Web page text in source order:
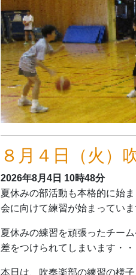
８月４日（火）
2026年8月4日 10時48分
夏休みの部活動も本格的に始
会に向けて練習が始まっていま
夏休みの練習を頑張ったチー
差をつけられてしまいます・
本日は、吹奏楽部の練習の様子